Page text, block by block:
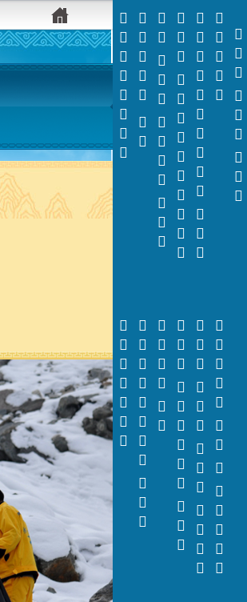
































































































































